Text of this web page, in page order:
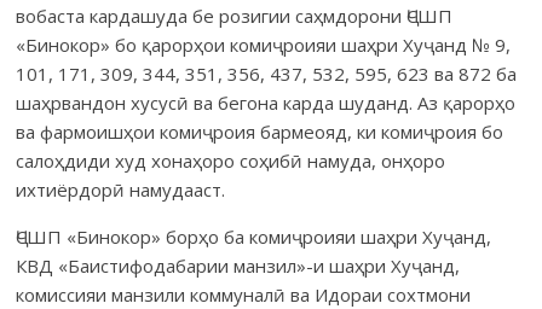
вобаста кардашуда бе розигии саҳмдорони ҶСШП
«Бинокор» бо қарорҳои комиҷроияи шаҳри Хуҷанд № 9,
101, 171, 309, 344, 351, 356, 437, 532, 595, 623 ва 872 ба
шаҳрвандон хусусӣ ва бегона карда шуданд. Аз қарорҳо
ва фармоишҳои комиҷроия бармеояд, ки комиҷроия бо
салоҳдиди худ хонаҳоро соҳибӣ намуда, онҳоро
ихтиёрдорӣ намудааст.
ҶСШП «Бинокор» борҳо ба комиҷроияи шаҳри Хуҷанд,
КВД «Баистифодабарии манзил»-и шаҳри Хуҷанд,
комиссияи манзили коммуналӣ ва Идораи сохтмони